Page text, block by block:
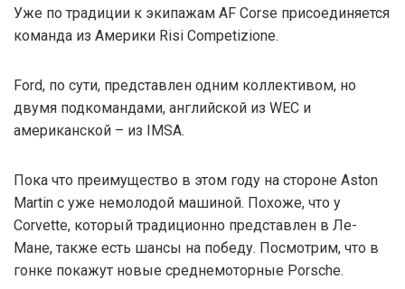
Уже по традиции к экипажам AF Corse присоединяется
команда из Америки Risi Competizione.
Ford, по сути, представлен одним коллективом, но
двумя подкомандами, английской из WEC и
американской – из IMSA.
Пока что преимущество в этом году на стороне Aston
Martin с уже немолодой машиной. Похоже, что у
Corvette, который традиционно представлен в Ле-
Мане, также есть шансы на победу. Посмотрим, что в
гонке покажут новые среднемоторные Porsche.